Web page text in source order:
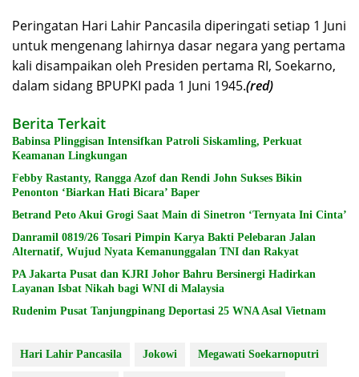
Peringatan Hari Lahir Pancasila diperingati setiap 1 Juni
untuk mengenang lahirnya dasar negara yang pertama
kali disampaikan oleh Presiden pertama RI, Soekarno,
dalam sidang BPUPKI pada 1 Juni 1945.(red)
Berita Terkait
Babinsa Plinggisan Intensifkan Patroli Siskamling, Perkuat
Keamanan Lingkungan
Febby Rastanty, Rangga Azof dan Rendi John Sukses Bikin
Penonton ‘Biarkan Hati Bicara’ Baper
Betrand Peto Akui Grogi Saat Main di Sinetron ‘Ternyata Ini Cinta’
Danramil 0819/26 Tosari Pimpin Karya Bakti Pelebaran Jalan
Alternatif, Wujud Nyata Kemanunggalan TNI dan Rakyat
PA Jakarta Pusat dan KJRI Johor Bahru Bersinergi Hadirkan
Layanan Isbat Nikah bagi WNI di Malaysia
Rudenim Pusat Tanjungpinang Deportasi 25 WNA Asal Vietnam
Hari Lahir Pancasila Jokowi Megawati Soekarnoputri